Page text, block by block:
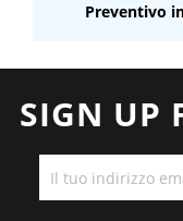
Preventivo
SIGN UP